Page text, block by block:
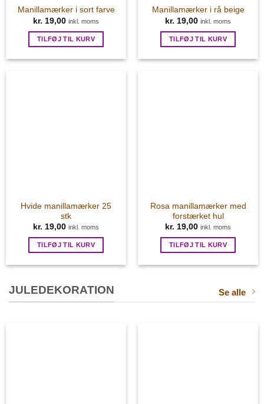
Manillamærker i sort farve
kr. 19,00 inkl. moms
TILFØJ TIL KURV
Manillamærker i rå beige
kr. 19,00 inkl. moms
TILFØJ TIL KURV
Hvide manillamærker 25
stk
kr. 19,00 inkl. moms
TILFØJ TIL KURV
Rosa manillamærker med
forstærket hul
kr. 19,00 inkl. moms
TILFØJ TIL KURV
JULEDEKORATION Se alle